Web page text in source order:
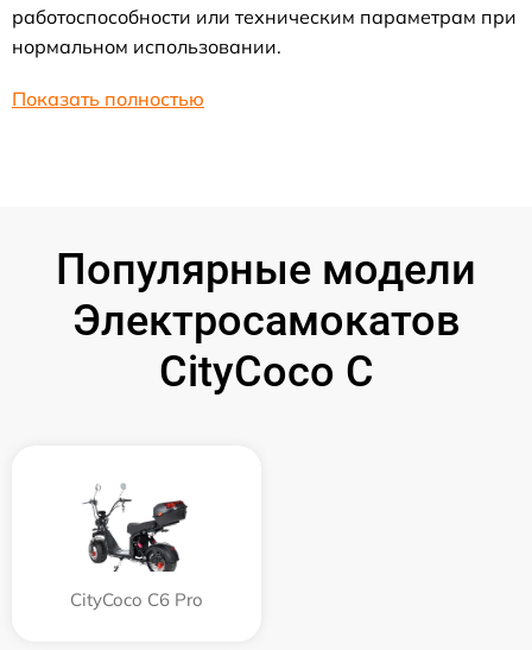
работоспособности или техническим параметрам при
нормальном использовании.
Показать полностью
Популярные модели
Электросамокатов
CityCoco C
CityCoco C6 Pro